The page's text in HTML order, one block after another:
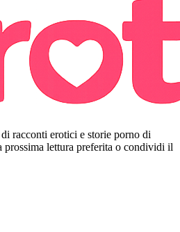
racconti erotici e storie porno di
prossima lettura preferita o condividi il